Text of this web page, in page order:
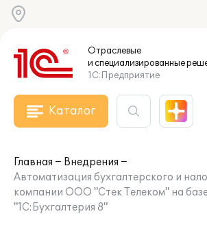
Отраслевые
и специализированные
1С:Предприятие
Каталог
Главная
Внедрения
Автоматизация бухгалтерского и
компании ООО "Стек Телеком" на
"1С:Бухгалтерия 8"